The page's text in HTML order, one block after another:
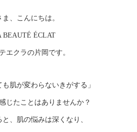
ま、こんにちは。
BEAUTÉ ÉCLAT
エクラの片岡です。
も肌が変わらないきがする」
じたことはありませんか？
、肌の悩みは深くなり、